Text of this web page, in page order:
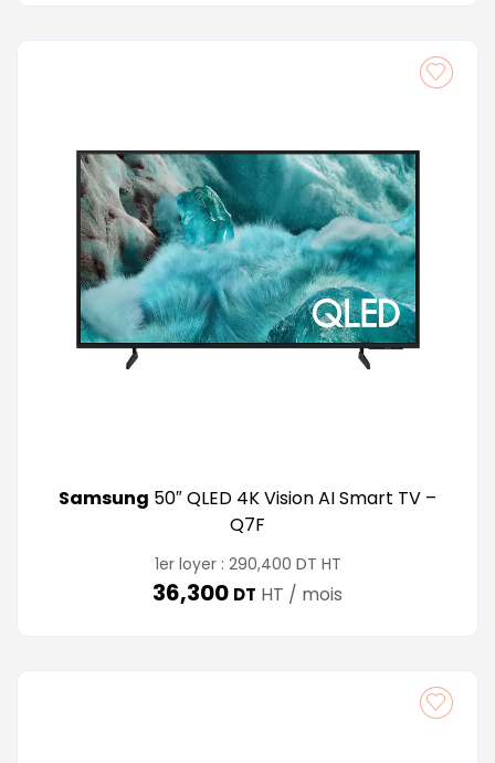
Samsung 50″ QLED 4K Vision AI Smart TV –
Q7F
1er loyer : 290,400 DT HT
36,300 DT HT / mois